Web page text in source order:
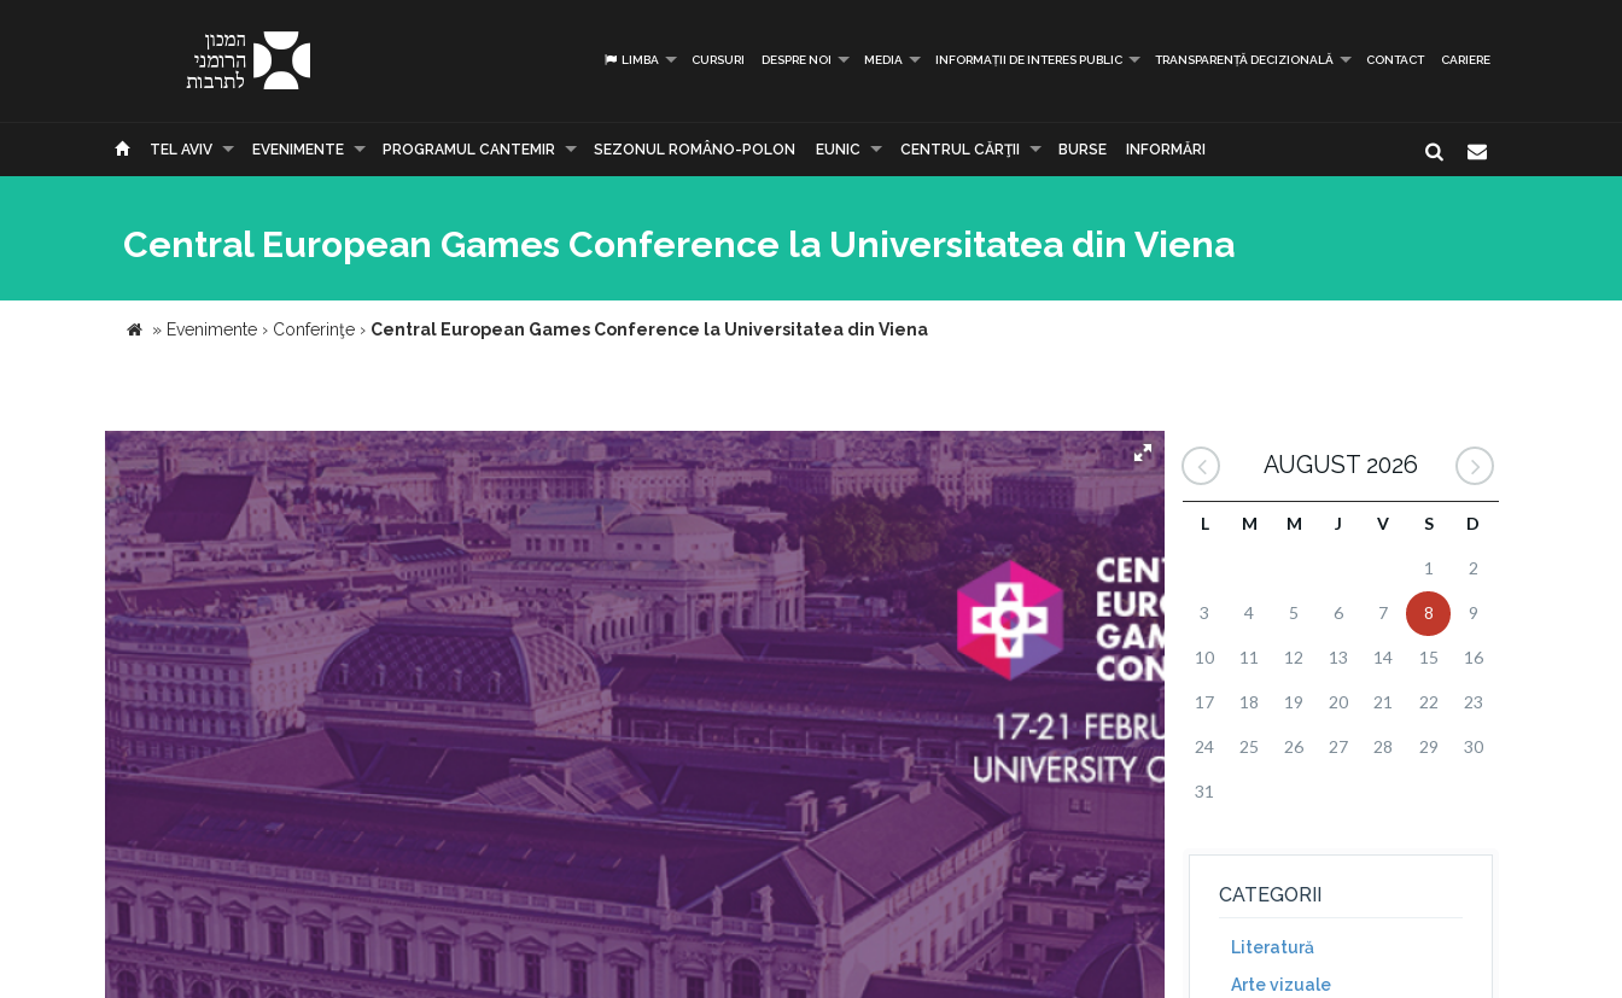
LIMBA CURSURI DESPRE NOI MEDIA INFORMAȚII DE INTERES PUBLIC TRANSPARENȚĂ DECIZIONALĂ CONTACT CARIERE
TEL AVIV EVENIMENTE PROGRAMUL CANTEMIR SEZONUL ROMÂNO-POLON EUNIC CENTRUL CĂRŢII BURSE INFORMĂRI
Central European Games Conference la Universitatea din Viena
» Evenimente › Conferinţe › Central European Games Conference la Universitatea din Viena
AUGUST 2026
L M M J V S D
1 2
3 4 5 6 7 8 9
10 11 12 13 14 15 16
17 18 19 20 21 22 23
24 25 26 27 28 29 30
31
CATEGORII
Literatură
Arte vizuale